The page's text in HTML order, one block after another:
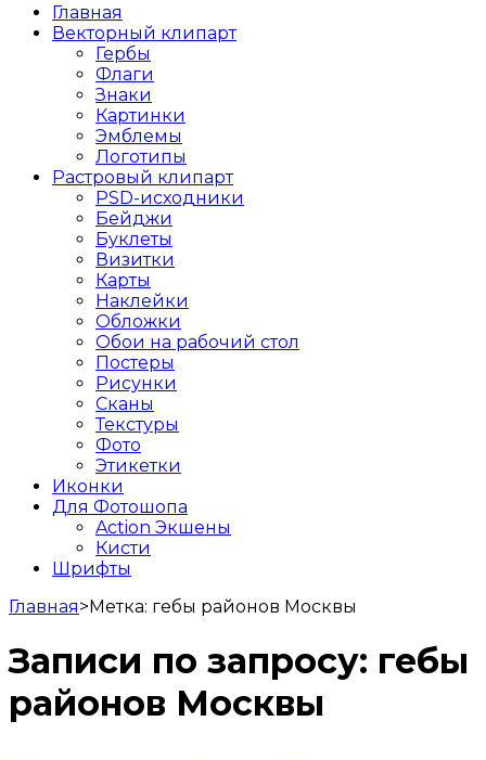
Главная
Векторный клипарт
Гербы
Флаги
Знаки
Картинки
Эмблемы
Логотипы
Растровый клипарт
PSD-исходники
Бейджи
Буклеты
Визитки
Карты
Наклейки
Обложки
Обои на рабочий стол
Постеры
Рисунки
Сканы
Текстуры
Фото
Этикетки
Иконки
Для Фотошопа
Action Экшены
Кисти
Шрифты
Главная>Метка: гебы районов Москвы
Записи по запросу: гебы
районов Москвы